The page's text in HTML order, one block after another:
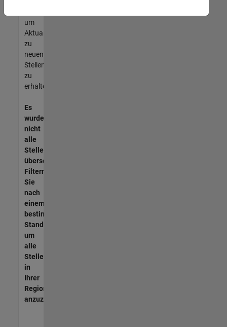
um
Aktualisierungen
zu
neuen
Stellenangeboten
zu
erhalten.
Es
wurden
nicht
alle
Stellen
übersetzt.
Filtern
Sie
nach
einem
bestimmten
Standort,
um
alle
Stellenangebote
in
Ihrer
Region
anzuzeigen.